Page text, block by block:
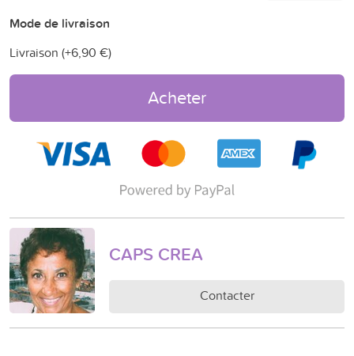
Mode de livraison
Livraison (+6,90 €)
Acheter
CAPS CREA
Contacter